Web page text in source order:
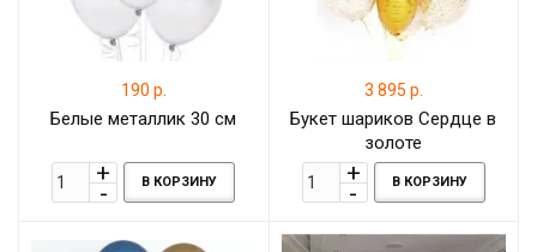
190 р.
Белые металлик 30 см
В КОРЗИНУ
3 895 р.
Букет шариков Сердце в
золоте
В КОРЗИНУ